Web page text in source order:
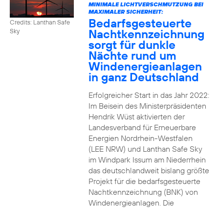
Credits: Lanthan Safe
Sky
MINIMALE LICHTVERSCHMUTZUNG BEI
MAXIMALER SICHERHEIT:
Bedarfsgesteuerte
Nachtkennzeichnung
sorgt für dunkle
Nächte rund um
Windenergieanlagen
in ganz Deutschland
Erfolgreicher Start in das Jahr 2022:
Im Beisein des Ministerpräsidenten
Hendrik Wüst aktivierten der
Landesverband für Erneuerbare
Energien Nordrhein-Westfalen
(LEE NRW) und Lanthan Safe Sky
im Windpark Issum am Niederrhein
das deutschlandweit bislang größte
Projekt für die bedarfsgesteuerte
Nachtkennzeichnung (BNK) von
Windenergieanlagen. Die